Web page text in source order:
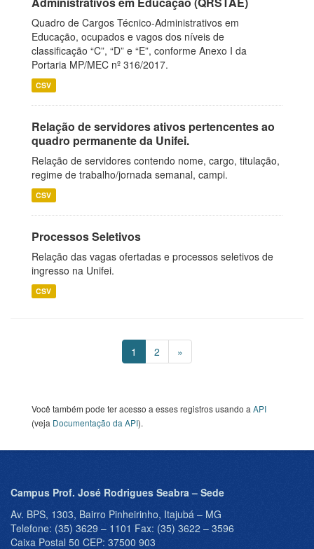
Quadro de Cargos Técnico-Administrativos em
Educação, ocupados e vagos dos níveis de
classificação “C”, “D” e “E”, conforme Anexo I da
Portaria MP/MEC nº 316/2017.
CSV
Relação de servidores ativos pertencentes ao
quadro permanente da Unifei.
Relação de servidores contendo nome, cargo, titulação,
regime de trabalho/jornada semanal, campi.
CSV
Processos Seletivos
Relação das vagas ofertadas e processos seletivos de
ingresso na Unifei.
CSV
1 2 »
Você também pode ter acesso a esses registros usando a API
(veja Documentação da API).
Campus Prof. José Rodrigues Seabra – Sede
Av. BPS, 1303, Bairro Pinheirinho, Itajubá – MG
Telefone: (35) 3629 – 1101 Fax: (35) 3622 – 3596
Caixa Postal 50 CEP: 37500 903